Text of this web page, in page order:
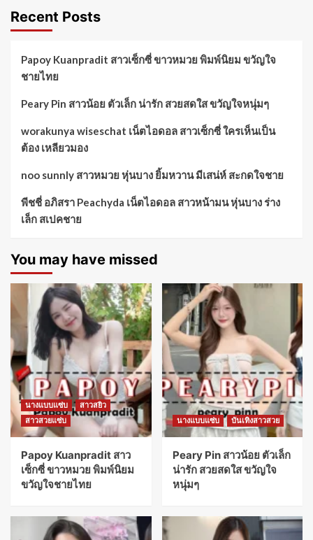
Recent Posts
Papoy Kuanpradit สาวเซ็กซี่ ขาวหมวย พิมพ์นิยม ขวัญใจ
ชายไทย
Peary Pin สาวน้อย ตัวเล็ก น่ารัก สวยสดใส ขวัญใจหนุ่มๆ
worakunya wiseschat เน็ตไอดอล สาวเซ็กซี่ ใครเห็นเป็น
ต้อง เหลียวมอง
noo sunnly สาวหมวย หุ่นบาง ยิ้มหวาน มีเสน่ห์ สะกดใจชาย
พีชชี่ อภิสรา Peachyda เน็ตไอดอล สาวหน้ามน หุ่นบาง ร่าง
เล็ก สเปคชาย
You may have missed
นางแบบแซ่บ
สาวสยิว
สาวสวยแซ่บ
Papoy Kuanpradit สาว
เซ็กซี่ ขาวหมวย พิมพ์นิยม
ขวัญใจชายไทย
นางแบบแซ่บ บันเทิงสาวสวย
Peary Pin สาวน้อย ตัวเล็ก
น่ารัก สวยสดใส ขวัญใจ
หนุ่มๆ